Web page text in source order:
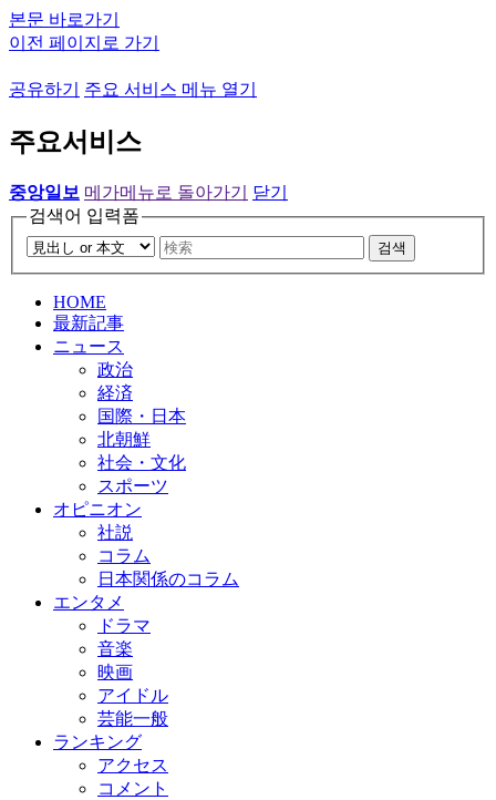
본문 바로가기
이전 페이지로 가기
공유하기 주요 서비스 메뉴 열기
주요서비스
중앙일보 메가메뉴로 돌아가기
닫기
검색어 입력폼
검색
HOME
最新記事
ニュース
政治
経済
国際・日本
北朝鮮
社会・文化
スポーツ
オピニオン
社説
コラム
日本関係のコラム
エンタメ
ドラマ
音楽
映画
アイドル
芸能一般
ランキング
アクセス
コメント